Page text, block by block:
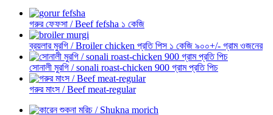
গরুর ফেফসা / Beef fefsha ১ কেজি
ব্রয়লার মুরগি / Broiler chicken প্রতি পিস ১ কেজি ৯০০+/- গ্রাম ওজনের
সোনালী মুরগি / sonali roast-chicken 900 গ্রাম প্রতি পিচ
গরুর মাংস / Beef meat-regular